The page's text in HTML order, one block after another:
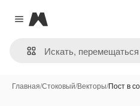
Close menu
Magnific
Главная/Стоковый/Векторы/Пост в